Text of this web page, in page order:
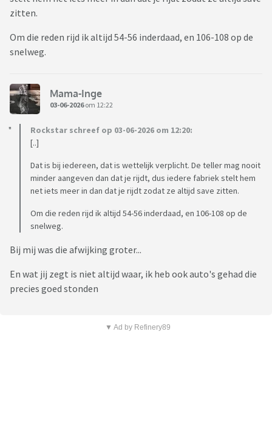
zitten.
Om die reden rijd ik altijd 54-56 inderdaad, en 106-108 op de
snelweg.
Mama-Inge
03-06-2026om 12:22
Rockstar schreef op 03-06-2026 om 12:20:
[..]
Dat is bij iedereen, dat is wettelijk verplicht. De teller mag nooit
minder aangeven dan dat je rijdt, dus iedere fabriek stelt hem
net iets meer in dan dat je rijdt zodat ze altijd save zitten.
Om die reden rijd ik altijd 54-56 inderdaad, en 106-108 op de
snelweg.
Bij mij was die afwijking groter...
En wat jij zegt is niet altijd waar, ik heb ook auto's gehad die
precies goed stonden
▼ Ad by Refinery89